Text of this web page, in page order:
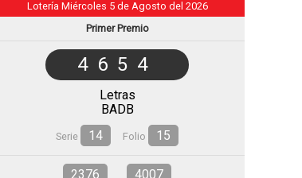
Lotería Miércoles 5 de Agosto del 2026
Primer Premio
4654
Letras
BADB
Serie 14 Folio 15
2376
4007